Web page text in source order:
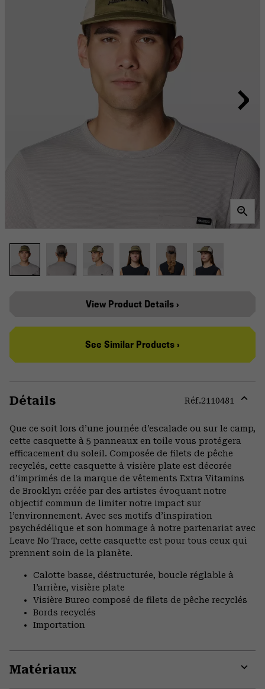
View Product Details ›
See Similar Products ›
Détails Réf.2110481
Que ce soit lors d’une journée d’escalade ou sur le camp,
cette casquette à 5 panneaux en toile vous protégera
efficacement du soleil. Composée de filets de pêche
recyclés, cette casquette à visière plate est décorée
d’imprimés de la marque de vêtements Extra Vitamins
de Brooklyn créée par des artistes évoquant notre
objectif commun de limiter notre impact sur
l’environnement. Avec ses motifs d’inspiration
psychédélique et son hommage à notre partenariat avec
Leave No Trace, cette casquette est pour tous ceux qui
prennent soin de la planète.
Calotte basse, déstructurée, boucle réglable à
l’arrière, visière plate
Visière Bureo composé de filets de pêche recyclés
Bords recyclés
Importation
Matériaux